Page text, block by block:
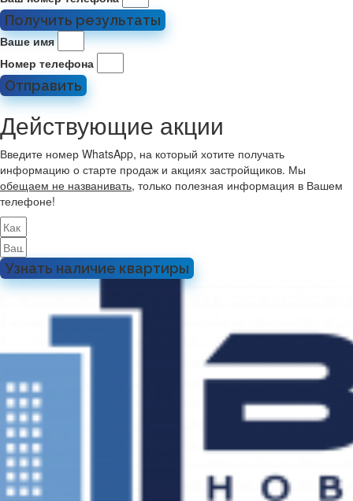
Получить результаты
Ваше имя
Номер телефона
Отправить
Действующие акции
Введите номер WhatsApp, на который хотите получать
информацию о старте продаж и акциях застройщиков. Мы
обещаем не названивать, только полезная информация в Вашем
телефоне!
Узнать наличие квартиры